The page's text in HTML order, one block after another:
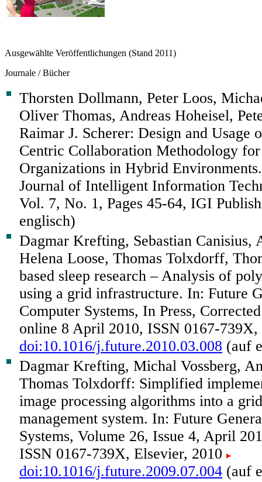
Ausgewählte Veröffentlichungen (Stand 2011)
Journale / Bücher
Thorsten Dollmann, Peter Loos,
Oliver Thomas, Andreas Hoheisel,
Raimar J. Scherer: Design and Usage
Centric Collaboration Methodology
Organizations in Hybrid
Journal of Intelligent Information
Vol. 7, No. 1, Pages 45-64, IGI
englisch)
Dagmar Krefting, Sebastian Canisius,
Helena Loose, Thomas Tolxdorff,
based sleep research – Analysis of
using a grid infrastructure. In: Future
Computer Systems, In Press,
online 8 April 2010, ISSN 0167-
doi:10.1016/j.future.2010.03.008 (auf
Dagmar Krefting, Michal Vossberg,
Thomas Tolxdorff: Simplified
image processing algorithms into a
management system. In: Future
Systems, Volume 26, Issue 4, April
ISSN 0167-739X, Elsevier, 2010
doi:10.1016/j.future.2009.07.004 (auf